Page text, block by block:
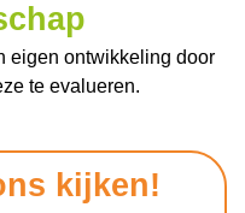
eigen ontwikkeling door
te evalueren.
kijken!